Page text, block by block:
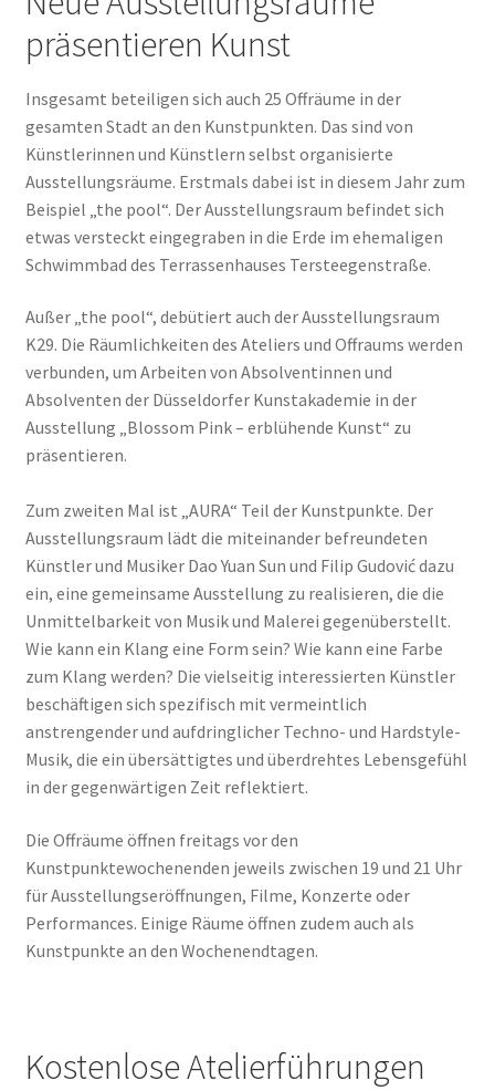
präsentieren Kunst
Insgesamt beteiligen sich auch 25 Offräume in der
gesamten Stadt an den Kunstpunkten. Das sind von
Künstlerinnen und Künstlern selbst organisierte
Ausstellungsräume. Erstmals dabei ist in diesem Jahr zum
Beispiel „the pool“. Der Ausstellungsraum befindet sich
etwas versteckt eingegraben in die Erde im ehemaligen
Schwimmbad des Terrassenhauses Tersteegenstraße.
Außer „the pool“, debütiert auch der Ausstellungsraum
K29. Die Räumlichkeiten des Ateliers und Offraums werden
verbunden, um Arbeiten von Absolventinnen und
Absolventen der Düsseldorfer Kunstakademie in der
Ausstellung „Blossom Pink – erblühende Kunst“ zu
präsentieren.
Zum zweiten Mal ist „AURA“ Teil der Kunstpunkte. Der
Ausstellungsraum lädt die miteinander befreundeten
Künstler und Musiker Dao Yuan Sun und Filip Gudović dazu
ein, eine gemeinsame Ausstellung zu realisieren, die die
Unmittelbarkeit von Musik und Malerei gegenüberstellt.
Wie kann ein Klang eine Form sein? Wie kann eine Farbe
zum Klang werden? Die vielseitig interessierten Künstler
beschäftigen sich spezifisch mit vermeintlich
anstrengender und aufdringlicher Techno- und Hardstyle-
Musik, die ein übersättigtes und überdrehtes Lebensgefühl
in der gegenwärtigen Zeit reflektiert.
Die Offräume öffnen freitags vor den
Kunstpunktewochenenden jeweils zwischen 19 und 21 Uhr
für Ausstellungseröffnungen, Filme, Konzerte oder
Performances. Einige Räume öffnen zudem auch als
Kunstpunkte an den Wochenendtagen.
Kostenlose Atelierführungen